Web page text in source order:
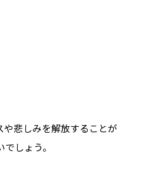
や悲しみを解放することが
しょう。